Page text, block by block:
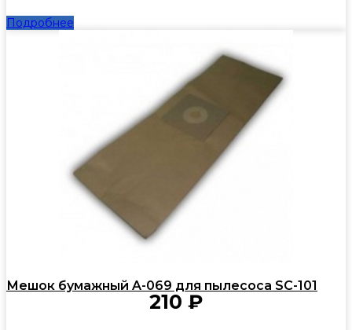
Подробнее
Мешок бумажный A-069 для пылесоса SC-101
210 ₽